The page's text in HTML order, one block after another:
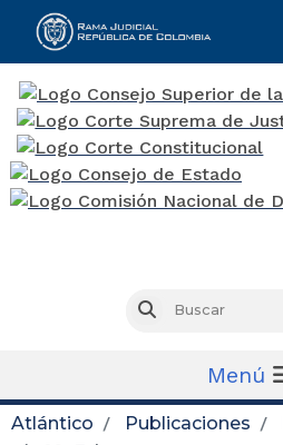
Buscar
Menú
Atlántico Publicaciones